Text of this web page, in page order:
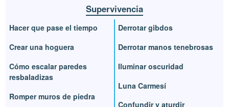
Supervivencia
Hacer que pase el tiempo
Crear una hoguera
Cómo escalar paredes
resbaladizas
Romper muros de piedra
Derrotar gibdos
Derrotar manos tenebrosas
Iluminar oscuridad
Luna Carmesí
Confundir y aturdir